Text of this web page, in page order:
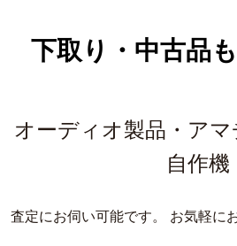
下取り・中古品
オーディオ製品・アマ
自作機
査定にお伺い可能です。 お気軽に